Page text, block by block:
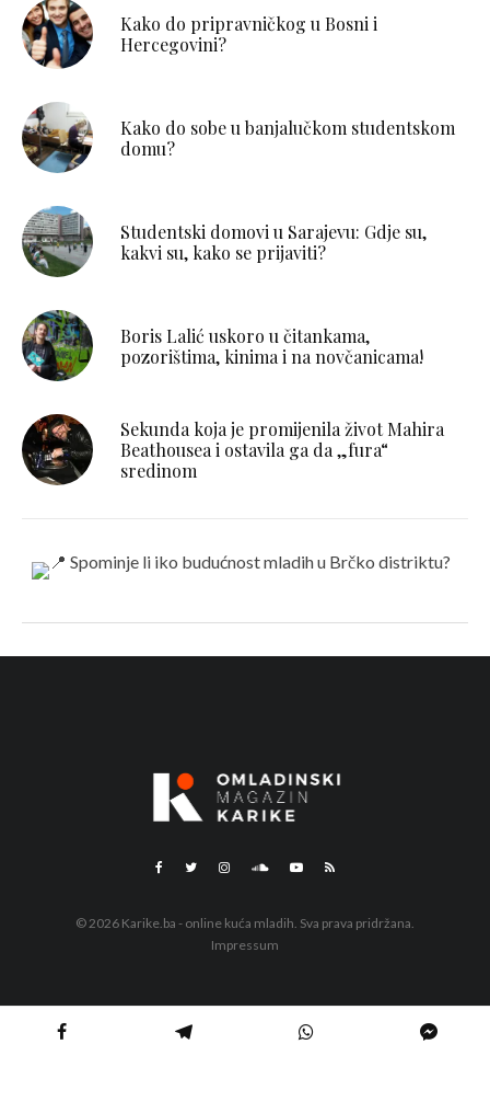
Kako do pripravničkog u Bosni i
Hercegovini?
Kako do sobe u banjalučkom studentskom
domu?
Studentski domovi u Sarajevu: Gdje su,
kakvi su, kako se prijaviti?
Boris Lalić uskoro u čitankama,
pozorištima, kinima i na novčanicama!
Sekunda koja je promijenila život Mahira
Beathousea i ostavila ga da „fura“
sredinom
© 2026 Karike.ba - online kuća mladih. Sva prava pridržana.
Impressum